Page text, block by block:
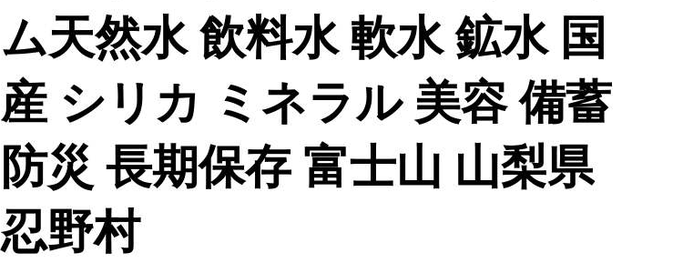
ム天然水 飲料水 軟水 鉱水 国
産 シリカ ミネラル 美容 備蓄
防災 長期保存 富士山 山梨県
忍野村